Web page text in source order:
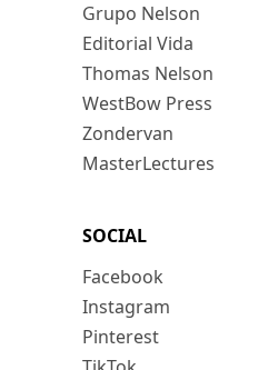
Grupo Nelson
Editorial Vida
Thomas Nelson
WestBow Press
Zondervan
MasterLectures
SOCIAL
Facebook
Instagram
Pinterest